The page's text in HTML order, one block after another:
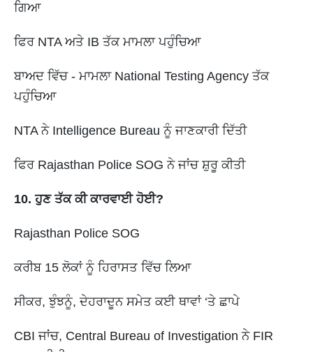
ਗਿਆ
ਫਿਰ NTA ਅਤੇ IB ਤੱਕ ਮਾਮਲਾ ਪਹੁੰਚਿਆ
ਬਾਅਦ ਵਿੱਚ - ਮਾਮਲਾ National Testing Agency ਤੱਕ
ਪਹੁੰਚਿਆ
NTA ਨੇ Intelligence Bureau ਨੂੰ ਜਾਣਕਾਰੀ ਦਿੱਤੀ
ਫਿਰ Rajasthan Police SOG ਨੇ ਜਾਂਚ ਸ਼ੁਰੂ ਕੀਤੀ
10. ਹੁਣ ਤੱਕ ਕੀ ਕਾਰਵਾਈ ਹੋਈ?
Rajasthan Police SOG
ਕਰੀਬ 15 ਲੋਕਾਂ ਨੂੰ ਹਿਰਾਸਤ ਵਿੱਚ ਲਿਆ
ਸੀਕਰ, ਝੁੰਝਨੂੰ, ਦੇਹਰਾਦੂਨ ਸਮੇਤ ਕਈ ਥਾਵਾਂ ‘ਤੇ ਛਾਪੇ
CBI ਜਾਂਚ, Central Bureau of Investigation ਨੇ FIR